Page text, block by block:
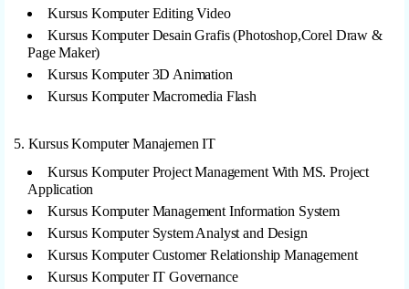
Kursus Komputer Editing Video
Kursus Komputer Desain Grafis (Photoshop,Corel Draw &
Page Maker)
Kursus Komputer 3D Animation
Kursus Komputer Macromedia Flash
5. Kursus Komputer Manajemen IT
Kursus Komputer Project Management With MS. Project
Application
Kursus Komputer Management Information System
Kursus Komputer System Analyst and Design
Kursus Komputer Customer Relationship Management
Kursus Komputer IT Governance